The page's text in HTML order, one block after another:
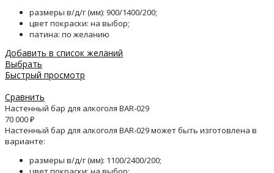
размеры в/д/г (мм): 900/1400/200;
цвет покраски: на выбор;
патина: по желанию
Добавить в список желаний
Выбрать
Быстрый просмотр
Сравнить
Настенный бар для алкоголя BAR-029
70 000₽
Настенный бар для алкоголя BAR-029 может быть изготовлена в
варианте:
размеры в/д/г (мм): 1100/2400/200;